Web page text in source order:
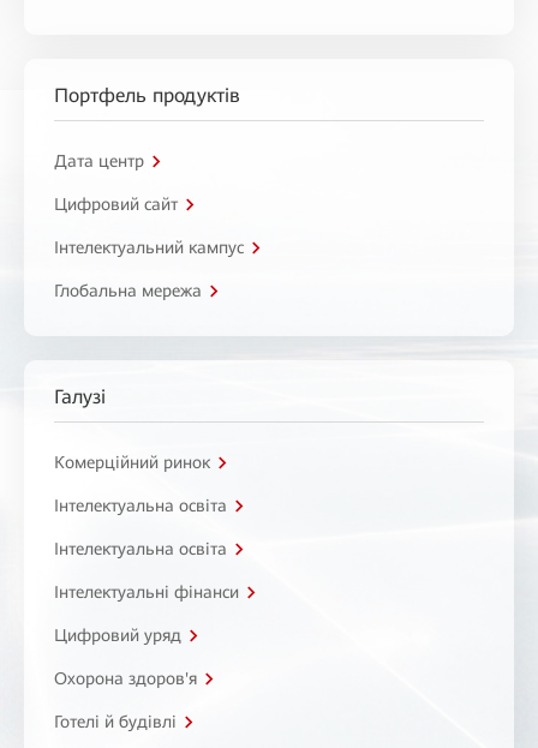
Портфель продуктів
Дата центр
Цифровий сайт
Інтелектуальний кампус
Глобальна мережа
Галузі
Комерційний ринок
Інтелектуальна освіта
Інтелектуальна освіта
Інтелектуальні фінанси
Цифровий уряд
Охорона здоров'я
Готелі й будівлі